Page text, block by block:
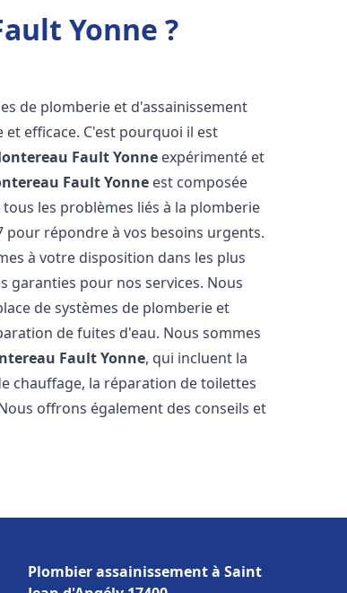
Yonne ?
de plomberie et d'assainissement
efficace. C'est pourquoi il est
Fault Yonne expérimenté et
Fault Yonne est composée
les problèmes liés à la plomberie
pour répondre à vos besoins urgents.
à votre disposition dans les plus
garanties pour nos services. Nous
de systèmes de plomberie et
de fuites d'eau. Nous sommes
Fault Yonne, qui incluent la
chauffage, la réparation de toilettes
offrons également des conseils et
Plombier assainissement à Saint